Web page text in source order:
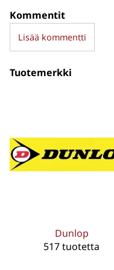
Kommentit
Lisää kommentti
Tuotemerkki
Dunlop
517 tuotetta